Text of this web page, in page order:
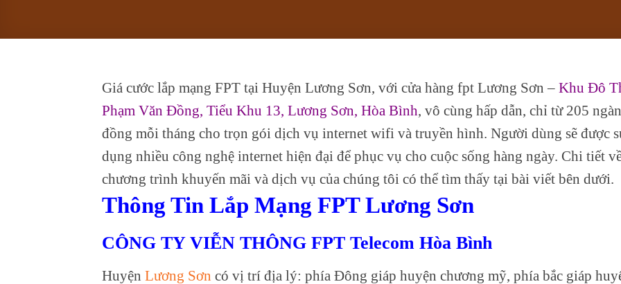
Giá cước lắp mạng FPT tại Huyện Lương Sơn, với cửa hàng fpt Lương Sơn – Khu Đô
Phạm Văn Đồng, Tiểu Khu 13, Lương Sơn, Hòa Bình, vô cùng hấp dẫn, chỉ từ 205 ngàn
đồng mỗi tháng cho trọn gói dịch vụ internet wifi và truyền hình. Người dùng sẽ được
dụng nhiều công nghệ internet hiện đại để phục vụ cho cuộc sống hàng ngày. Chi tiết
chương trình khuyến mãi và dịch vụ của chúng tôi có thể tìm thấy tại bài viết bên dưới.
Thông Tin Lắp Mạng FPT Lương Sơn
CÔNG TY VIỄN THÔNG FPT Telecom Hòa Bình
Huyện Lương Sơn có vị trí địa lý: phía Đông giáp huyện chương mỹ, phía bắc giáp